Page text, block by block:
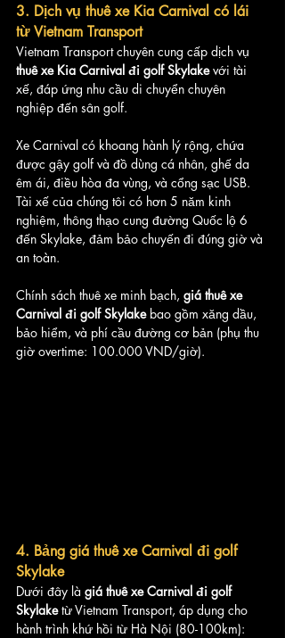
3. Dịch vụ thuê xe Kia Carnival có lái
từ Vietnam Transport
Vietnam Transport chuyên cung cấp dịch vụ
thuê xe Kia Carnival đi golf Skylake với tài
xế, đáp ứng nhu cầu di chuyển chuyên
nghiệp đến sân golf.
Xe Carnival có khoang hành lý rộng, chứa
được gậy golf và đồ dùng cá nhân, ghế da
êm ái, điều hòa đa vùng, và cổng sạc USB.
Tài xế của chúng tôi có hơn 5 năm kinh
nghiệm, thông thạo cung đường Quốc lộ 6
đến Skylake, đảm bảo chuyến đi đúng giờ và
an toàn.
Chính sách thuê xe minh bạch, giá thuê xe
Carnival đi golf Skylake bao gồm xăng dầu,
bảo hiểm, và phí cầu đường cơ bản (phụ thu
giờ overtime: 100.000 VND/giờ).
4. Bảng giá thuê xe Carnival đi golf
Skylake
Dưới đây là giá thuê xe Carnival đi golf
Skylake từ Vietnam Transport, áp dụng cho
hành trình khứ hồi từ Hà Nội (80-100km):